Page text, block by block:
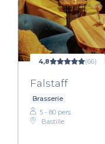
4,8 (66)
Falstaff
Brasserie
5 - 80 pers.
Bastille